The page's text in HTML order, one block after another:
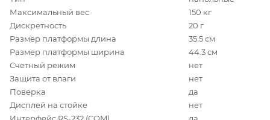
Максимальный вес
150 кг
Дискретность
20 г
Размер платформы длина
35.5 см
Размер платформы ширина
44.3 см
Счетный режим
нет
Защита от влаги
нет
Поверка
да
Дисплей на стойке
нет